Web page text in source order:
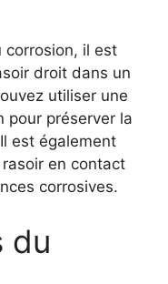
corrosion, il est
droit dans un
utiliser une
pour préserver la
est également
en contact
corrosives.
du